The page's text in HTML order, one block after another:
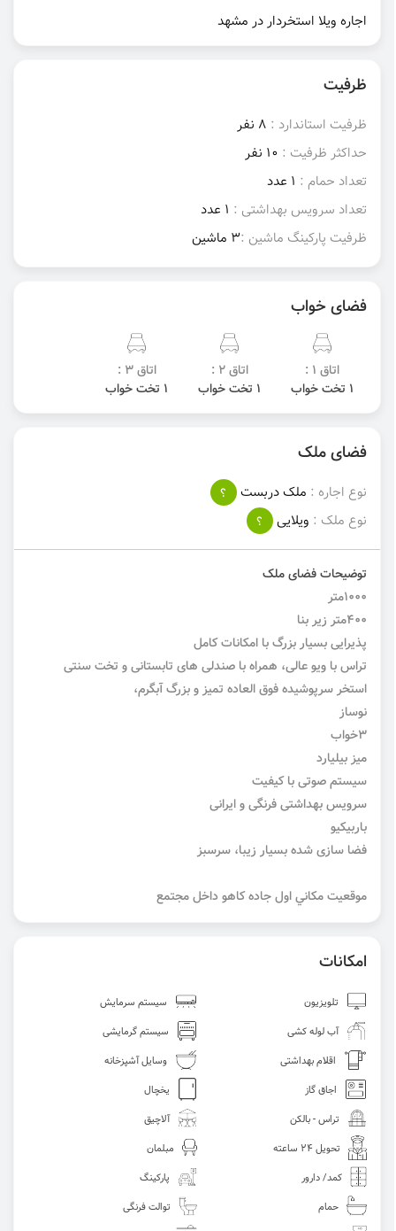
اجاره ویلا استخردار در مشهد
ظرفیت
ظرفیت استاندارد : 8 نفر
حداکثر ظرفیت : 10 نفر
تعداد حمام : 1 عدد
تعداد سرویس بهداشتی : 1 عدد
ظرفیت پارکینگ ماشین :3 ماشین
فضای خواب
اتاق 1 :
1 تخت خواب
اتاق 2 :
1 تخت خواب
اتاق 3 :
1 تخت خواب
فضای ملک
نوع اجاره : ملک دربست
؟
نوع ملک : ویلایی ؟
توضیحات فضای ملک
۱۰٠۰متر
۴۰۰متر زیر بنا
پذیرایی بسیار بزرگ با امکانات کامل
تراس با ویو عالی، همراه با صندلی های تابستانی و تخت سنتی
استخر سرپوشیده فوق العاده تمیز و بزرگ آبگرم،
نوساز
۳خواب
میز بیلیارد
سیستم صوتی با کیفیت
سرویس بهداشتی فرنگی و ایرانی
باربیکیو
فضا سازی شده بسیار زیبا، سرسبز
موقعيت مكاني اول جاده کاهو داخل مجتمع
امکانات
تلویزیون
سیستم سرمایش
آب لوله کشی
سیستم گرمایشی
اقلام بهداشتی
وسایل آشپزخانه
اجاق گاز
یخچال
تراس - بالکن
آلاچیق
تحویل 24 ساعته
مبلمان
کمد/ دارور
پارکینگ
حمام
توالت فرنگی